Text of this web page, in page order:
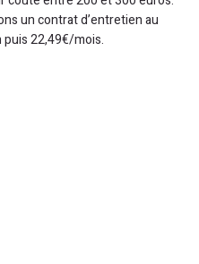
un contrat d’entretien au
22,49€/mois.